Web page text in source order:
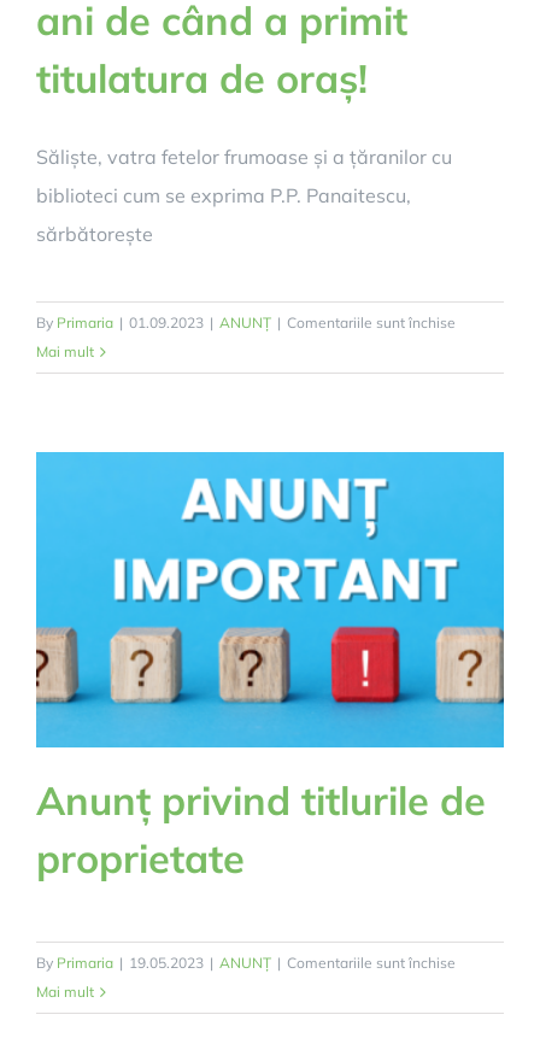
ani de când a primit
titulatura de oraș!
Săliște, vatra fetelor frumoase și a țăranilor cu
biblioteci cum se exprima P.P. Panaitescu,
sărbătorește
By Primaria | 01.09.2023 | ANUNȚ | Comentariile sunt închise
Culturale
a
primit
titulatura
Mai mult
Anunț privind titlurile de
proprietate
By Primaria | 19.05.2023 | ANUNȚ | Comentariile sunt închise
privind
Mai mult